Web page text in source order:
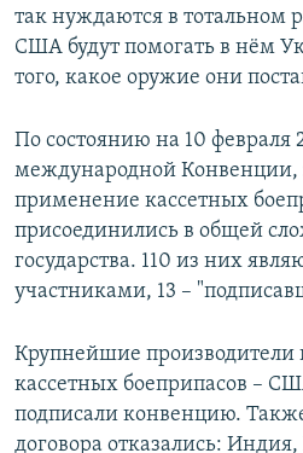
так нуждаются в тотальном
США будут помогать в нём
того, какое оружие они
По состоянию на 10 февраля
международной
применение кассетных
присоединились в общей
государства. 110 из них
участниками, 13 –
Крупнейшие производители
кассетных боеприпасов –
подписали конвенцию.
договора отказались: